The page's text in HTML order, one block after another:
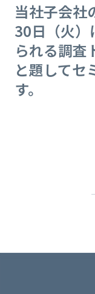
当社子会社
30日（火）
られる調査
と題してセ
す。